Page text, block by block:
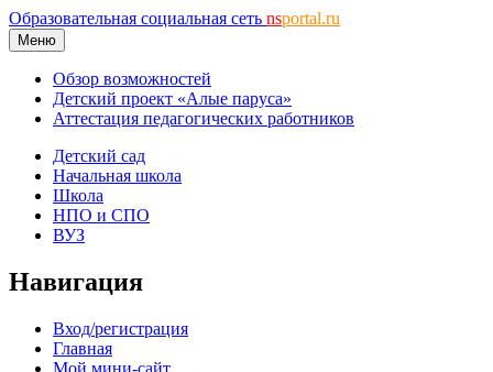
Образовательная социальная сеть nsportal.ru
Меню
Обзор возможностей
Детский проект «Алые паруса»
Аттестация педагогических работников
Детский сад
Начальная школа
Школа
НПО и СПО
ВУЗ
Навигация
Вход/регистрация
Главная
Мой мини-сайт